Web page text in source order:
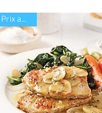
Prix au Kilo